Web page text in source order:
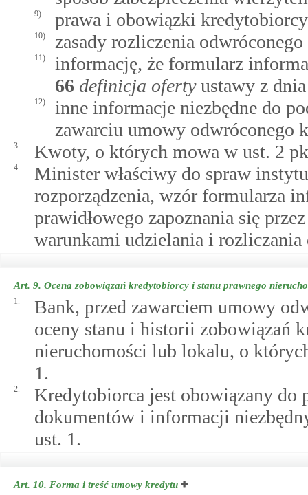
9) prawa i obowiązki
10) zasady rozliczenia
11)
informację, że formularz
66 definicja ofertyustawy z
12)
inne informacje niezbędne do
zawarciu umowy odwróconego
3. Kwoty, o których mowa w ust. 2
4.
Minister właściwy do spraw
rozporządzenia, wzór formularza
prawidłowego zapoznania się
warunkami udzielania i
Art. 9. Ocena zobowiązań kredytobiorcy i stanu prawnego
1.
Bank, przed zawarciem umowy
oceny stanu i historii zobowiązań
nieruchomości lub lokalu, o
1.
2.
Kredytobiorca jest obowiązany do
dokumentów i informacji
ust. 1.
Art. 10. Forma i treść umowy kredytu